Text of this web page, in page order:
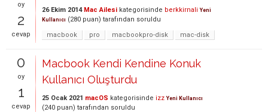
oy
2
cevap
26 Ekim 2014 Mac Ailesi kategorisinde berkkirnali Yeni
Kullanıcı (280 puan) tarafından soruldu
macbook
pro macbookpro-disk mac-disk
0
oy
1
cevap
Macbook Kendi Kendine Konuk
Kullanıcı Oluşturdu
25 Ocak 2021 macOS kategorisinde izz Yeni Kullanıcı
(240 puan) tarafından soruldu